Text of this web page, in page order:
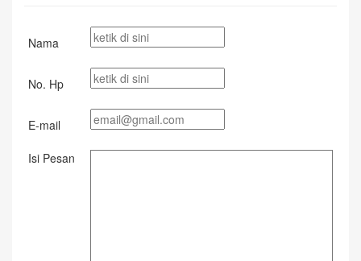
Nama
No. Hp
E-mail
Isi Pesan